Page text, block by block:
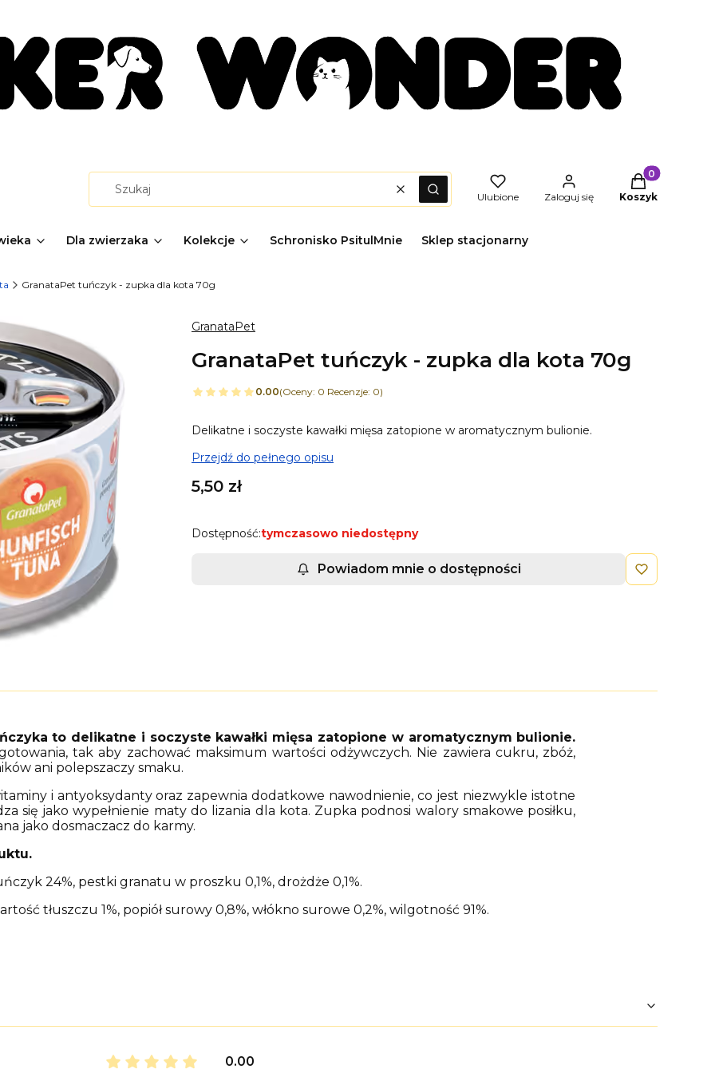
WyczyśćSzukaj Ulubione Zaloguj się
Produkty w
Koszyk
Dla zwierzaka Kolekcje Schronisko PsitulMnie Sklep stacjonarny
GranataPet tuńczyk - zupka dla kota 70g
GranataPet
GranataPet tuńczyk - zupka dla kota 70g
0.00(Oceny: 0 Recenzje: 0)
Delikatne i soczyste kawałki mięsa zatopione w aromatycznym bulionie.
Przejdź do pełnego opisu
Cena
5,50 zł
Dostępność:tymczasowo niedostępny
Powiadom mnie o dostępności
to delikatne i soczyste kawałki mięsa zatopione w aromatycznym bulionie.
tak aby zachować maksimum wartości odżywczych. Nie zawiera cukru, zbóż,
ani polepszaczy smaku.
i antyoksydanty oraz zapewnia dodatkowe nawodnienie, co jest niezwykle istotne
się jako wypełnienie maty do lizania dla kota. Zupka podnosi walory smakowe posiłku,
jako dosmaczacz do karmy.
24%, pestki granatu w proszku 0,1%, drożdże 0,1%.
tłuszczu 1%, popiół surowy 0,8%, włókno surowe 0,2%, wilgotność 91%.
0.00